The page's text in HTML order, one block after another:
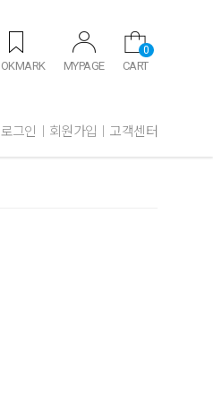
MYPAGE CART
0
로그인 회원가입 고객센터